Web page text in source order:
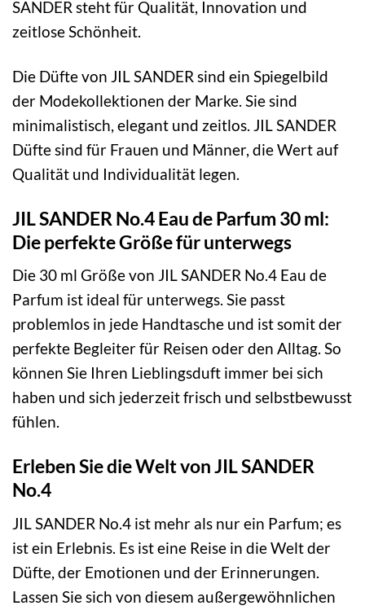
SANDER steht für Qualität, Innovation und
zeitlose Schönheit.
Die Düfte von JIL SANDER sind ein Spiegelbild
der Modekollektionen der Marke. Sie sind
minimalistisch, elegant und zeitlos. JIL SANDER
Düfte sind für Frauen und Männer, die Wert auf
Qualität und Individualität legen.
JIL SANDER No.4 Eau de Parfum 30 ml:
Die perfekte Größe für unterwegs
Die 30 ml Größe von JIL SANDER No.4 Eau de
Parfum ist ideal für unterwegs. Sie passt
problemlos in jede Handtasche und ist somit der
perfekte Begleiter für Reisen oder den Alltag. So
können Sie Ihren Lieblingsduft immer bei sich
haben und sich jederzeit frisch und selbstbewusst
fühlen.
Erleben Sie die Welt von JIL SANDER
No.4
JIL SANDER No.4 ist mehr als nur ein Parfum; es
ist ein Erlebnis. Es ist eine Reise in die Welt der
Düfte, der Emotionen und der Erinnerungen.
Lassen Sie sich von diesem außergewöhnlichen